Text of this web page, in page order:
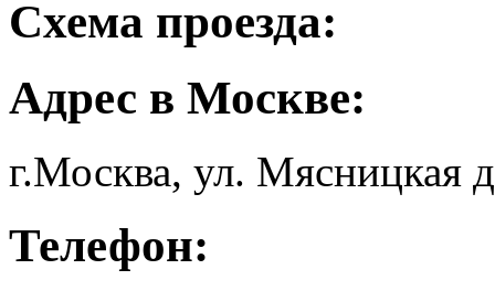
Схема проезда:
Адрес в Москве:
г.Москва, ул. Мясницкая
Телефон: